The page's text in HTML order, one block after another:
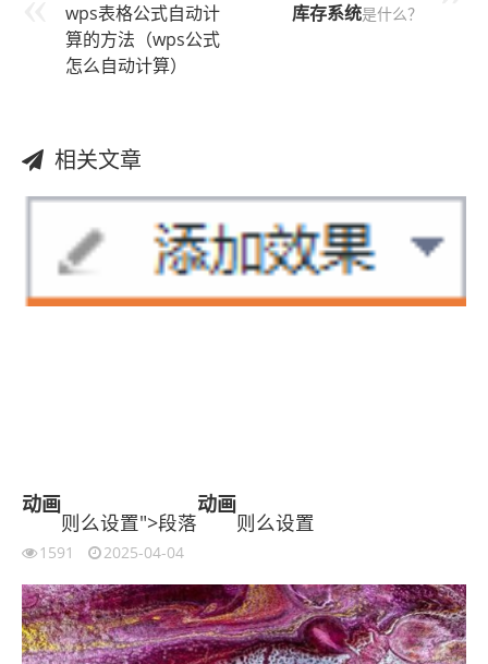
wps表格公式自动计
算的方法（wps公式
怎么自动计算）
库存系统是什么？
相关文章
动画
则么设置">段落
动画
则么设置
1591 2025-04-04